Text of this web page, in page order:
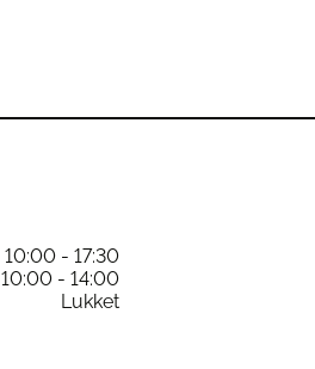
10:00 - 17:30
10:00 - 14:00
Lukket